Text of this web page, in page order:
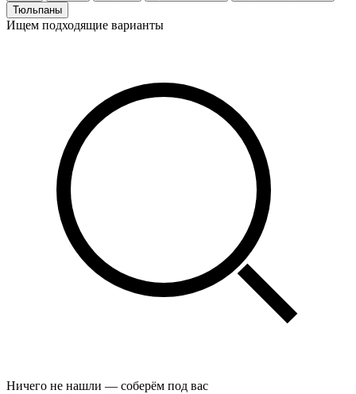
Тюльпаны
Ищем подходящие варианты
Ничего не нашли — соберём под вас